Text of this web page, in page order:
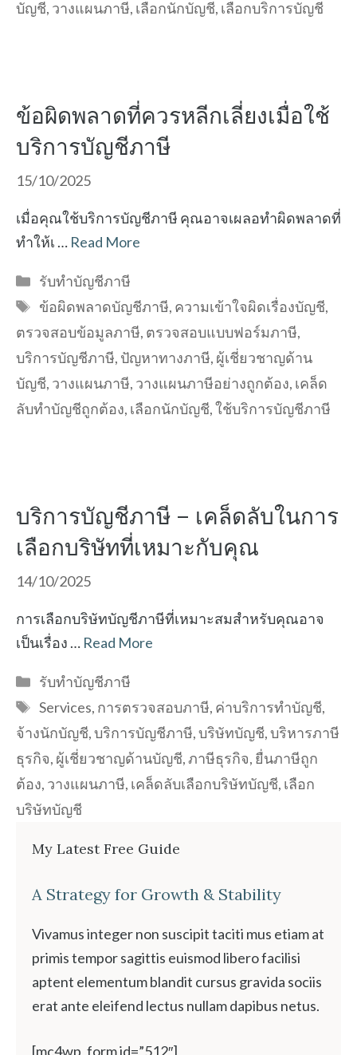
บัญชี, วางแผนภาษี, เลือกนักบัญชี, เลือกบริการบัญชี
ข้อผิดพลาดที่ควรหลีกเลี่ยงเมื่อใช้
บริการบัญชีภาษี
15/10/2025
เมื่อคุณใช้บริการบัญชีภาษี คุณอาจเผลอทำผิดพลาดที่
ทำให้เ … Read More
Categories
รับทำบัญชีภาษี
Tags
ข้อผิดพลาดบัญชีภาษี, ความเข้าใจผิดเรื่องบัญชี,
ตรวจสอบข้อมูลภาษี, ตรวจสอบแบบฟอร์มภาษี,
บริการบัญชีภาษี, ปัญหาทางภาษี, ผู้เชี่ยวชาญด้าน
บัญชี, วางแผนภาษี, วางแผนภาษีอย่างถูกต้อง, เคล็ด
ลับทำบัญชีถูกต้อง, เลือกนักบัญชี,ใช้บริการบัญชีภาษี
บริการบัญชีภาษี – เคล็ดลับในการ
เลือกบริษัทที่เหมาะกับคุณ
14/10/2025
การเลือกบริษัทบัญชีภาษีที่เหมาะสมสำหรับคุณอาจ
เป็นเรื่อง … Read More
Categories
รับทำบัญชีภาษี
Tags
Services, การตรวจสอบภาษี, ค่าบริการทำบัญชี,
จ้างนักบัญชี,บริการบัญชีภาษี,บริษัทบัญชี,บริหารภาษี
ธุรกิจ, ผู้เชี่ยวชาญด้านบัญชี,ภาษีธุรกิจ, ยื่นภาษีถูก
ต้อง, วางแผนภาษี, เคล็ดลับเลือกบริษัทบัญชี, เลือก
บริษัทบัญชี
My Latest Free Guide
A Strategy for Growth & Stability
Vivamus integer non suscipit taciti mus etiam at
primis tempor sagittis euismod libero facilisi
aptent elementum blandit cursus gravida sociis
erat ante eleifend lectus nullam dapibus netus.
[mc4wp_form id=”512″]